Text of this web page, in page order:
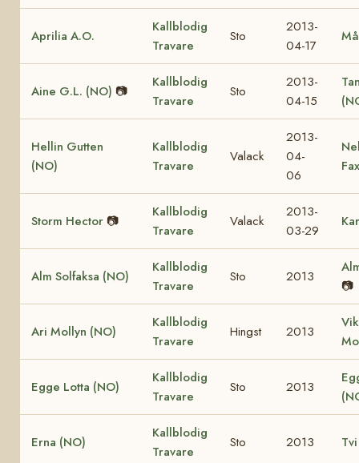
Aprilia A.O.
Kallblodig
Travare
Sto
2013-
04-17
Aine G.L. (NO) 📷
Kallblodig
Travare
Sto
2013-
04-15
Hellin Gutten
(NO)
Kallblodig
Travare
Valack
2013-
04-
06
Storm Hector 📷
Kallblodig
Travare
Valack
2013-
03-29
Alm Solfaksa (NO)
Kallblodig
Travare
Sto 2013
📷
Ari Mollyn (NO)
Kallblodig
Travare
Hingst 2013
Egge Lotta (NO)
Kallblodig
Travare
Sto 2013
Erna (NO)
Kallblodig
Travare
Sto 2013